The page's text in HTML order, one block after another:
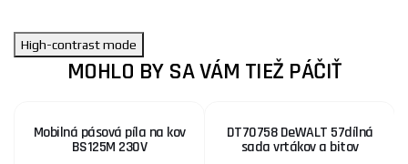
High-contrast mode
MOHLO BY SA VÁM TIEŽ PÁČIŤ
Mobilná pásová píla na kov
BS125M 230V
DT70758 DeWALT 57dílná
sada vrtákov a bitov